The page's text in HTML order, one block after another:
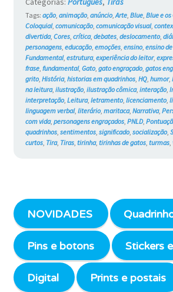
Tags: ação, animação, anúncio, Arte, Blue, Blue e os
Coloquial, comunicação, comunicação visual,
divertida, Cores, crítica, debates, deslocamento,
personagens, educação, emoções, ensino, ensino
Fundamental, estrutura, experiência do leitor,
frase, fundamental, Gato, gato engraçado, gatos
grito, História, historias em quadrinhos, HQ, humor,
na leitura, ilustração, ilustração cômica, interação,
interpretação, Leitura, letramento, licenciamento,
linguagem verbal, literário, maritaca, Narrativa,
com vida, personagens engraçados, PNLD,
quadrinhos, sentimentos, significado, socialização,
curtos, Tira, Tiras, tirinha, tirinhas de gatos, turmas,
NOVIDADES
Pins e botons Stickers
Digital Prints e postais